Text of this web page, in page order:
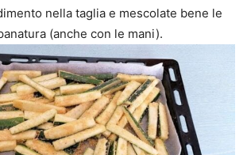
nella taglia e mescolate bene le
(anche con le mani).